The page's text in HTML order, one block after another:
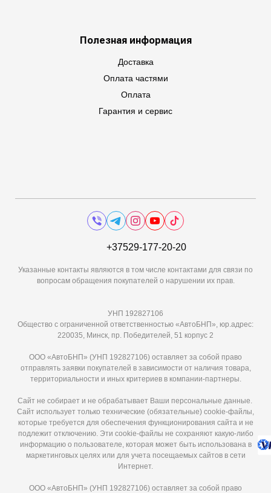
Полезная информация
Доставка
Оплата частями
Оплата
Гарантия и сервис
+37529-177-20-20
Указанные контакты являются в том числе контактами для связи по
вопросам обращения покупателей о нарушении их прав.
УНП 192827106
Общество с ограниченной ответственностью «АвтоБНП», юр.адрес:
220035, Минск, пр. Победителей, 51 корпус 2
ООО «АвтоБНП» (УНП 192827106) оставляет за собой право
отправлять заявки покупателей в зависимости от наличия товара,
территориальности и иных критериев в компании-партнеры.
Сайт не собирает и не обрабатывает Ваши персональные данные.
Сайт использует только технические (обязательные) cookie-файлы,
которые требуется для обеспечения функционирования сайта и не
подлежит отключению. Эти сookie-файлы не сохраняют какую-либо
информацию о пользователе, которая может быть использована в
маркетинговых целях или для учета посещаемых сайтов в сети
Интернет.
ООО «АвтоБНП» (УНП 192827106) оставляет за собой право